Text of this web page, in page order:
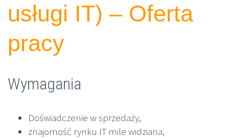
usługi IT) – Oferta
pracy
Wymagania
Doświadczenie w sprzedaży,
znajomość rynku IT mile widziana,